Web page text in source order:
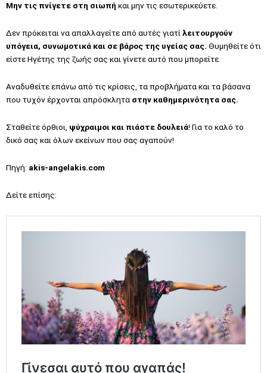
Μην τις πνίγετε στη σιωπή και μην τις εσωτερικεύετε.
Δεν πρόκειται να απαλλαγείτε από αυτές γιατί λειτουργούν
υπόγεια, συνωμοτικά και σε βάρος της υγείας σας. Θυμηθείτε ότι
είστε Ηγέτης της ζωής σας και γίνετε αυτό που μπορείτε.
Αναδυθείτε επάνω από τις κρίσεις, τα προβλήματα και τα βάσανα
που τυχόν έρχονται απρόσκλητα στην καθημερινότητα σας.
Σταθείτε όρθιοι, ψύχραιμοι και πιάστε δουλειά! Για το καλό το
δικό σας και όλων εκείνων που σας αγαπούν!
Πηγή: akis-angelakis.com
Δείτε επίσης: